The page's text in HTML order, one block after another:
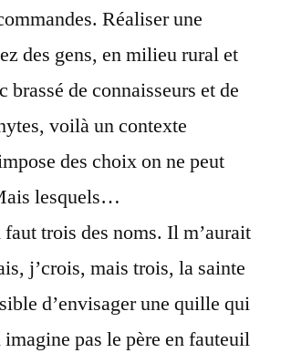
Réaliser une
des gens, en milieu rural et
brassé de connaisseurs et de
voilà un contexte
des choix on ne peut
lesquels…
trois des noms. Il m’aurait
j’crois, mais trois, la sainte
d’envisager une quille qui
pas le père en fauteuil